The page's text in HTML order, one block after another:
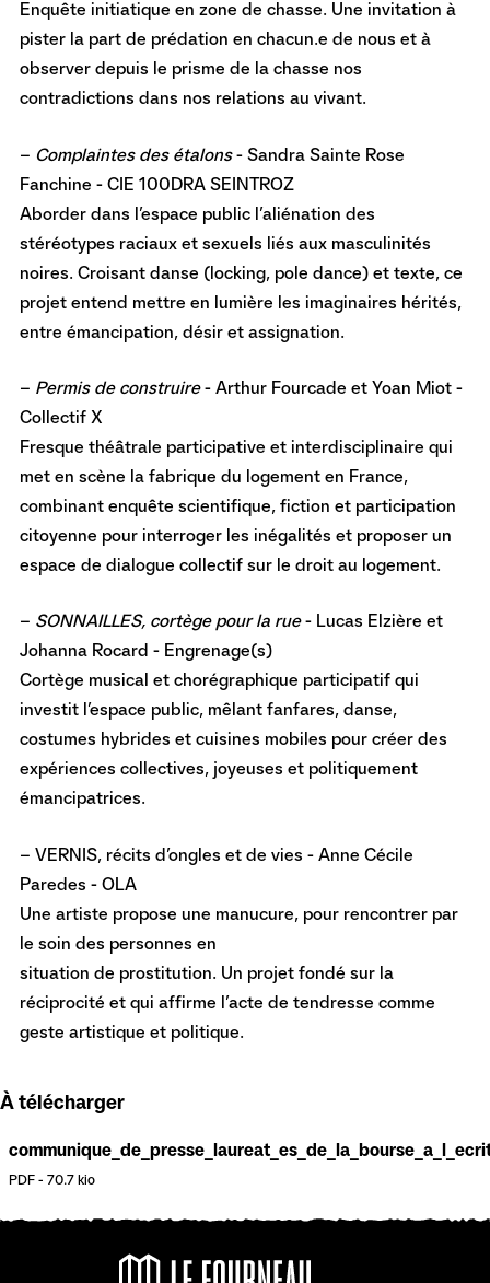
Enquête initiatique en zone de chasse. Une invitation à
pister la part de prédation en chacun.e de nous et à
observer depuis le prisme de la chasse nos
contradictions dans nos relations au vivant.
– Complaintes des étalons- Sandra Sainte Rose
Fanchine - CIE 100DRA SEINTROZ
Aborder dans l’espace public l’aliénation des
stéréotypes raciaux et sexuels liés aux masculinités
noires. Croisant danse (locking, pole dance) et texte, ce
projet entend mettre en lumière les imaginaires hérités,
entre émancipation, désir et assignation.
– Permis de construire- Arthur Fourcade et Yoan Miot -
Collectif X
Fresque théâtrale participative et interdisciplinaire qui
met en scène la fabrique du logement en France,
combinant enquête scientifique, fiction et participation
citoyenne pour interroger les inégalités et proposer un
espace de dialogue collectif sur le droit au logement.
– SONNAILLES, cortège pour la rue- Lucas Elzière et
Johanna Rocard - Engrenage(s)
Cortège musical et chorégraphique participatif qui
investit l’espace public, mêlant fanfares, danse,
costumes hybrides et cuisines mobiles pour créer des
expériences collectives, joyeuses et politiquement
émancipatrices.
– VERNIS, récits d’ongles et de vies - Anne Cécile
Paredes - OLA
Une artiste propose une manucure, pour rencontrer par
le soin des personnes en
situation de prostitution. Un projet fondé sur la
réciprocité et qui affirme l’acte de tendresse comme
geste artistique et politique.
À télécharger
PDF -70.7 kio